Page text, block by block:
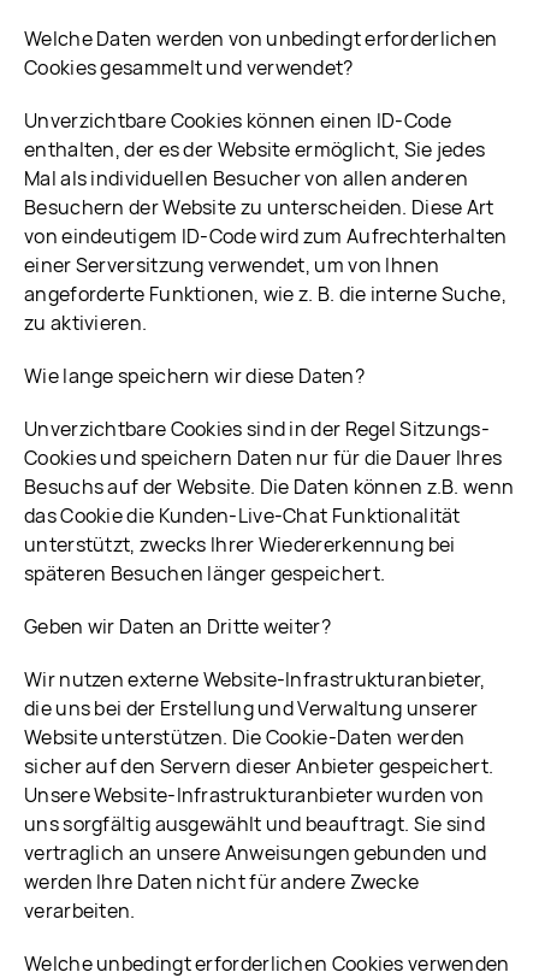
Welche Daten werden von unbedingt erforderlichen
Cookies gesammelt und verwendet?
Unverzichtbare Cookies können einen ID-Code
enthalten, der es der Website ermöglicht, Sie jedes
Mal als individuellen Besucher von allen anderen
Besuchern der Website zu unterscheiden. Diese Art
von eindeutigem ID-Code wird zum Aufrechterhalten
einer Serversitzung verwendet, um von Ihnen
angeforderte Funktionen, wie z. B. die interne Suche,
zu aktivieren.
Wie lange speichern wir diese Daten?
Unverzichtbare Cookies sind in der Regel Sitzungs-
Cookies und speichern Daten nur für die Dauer Ihres
Besuchs auf der Website. Die Daten können z.B. wenn
das Cookie die Kunden-Live-Chat Funktionalität
unterstützt, zwecks Ihrer Wiedererkennung bei
späteren Besuchen länger gespeichert.
Geben wir Daten an Dritte weiter?
Wir nutzen externe Website-Infrastrukturanbieter,
die uns bei der Erstellung und Verwaltung unserer
Website unterstützen. Die Cookie-Daten werden
sicher auf den Servern dieser Anbieter gespeichert.
Unsere Website-Infrastrukturanbieter wurden von
uns sorgfältig ausgewählt und beauftragt. Sie sind
vertraglich an unsere Anweisungen gebunden und
werden Ihre Daten nicht für andere Zwecke
verarbeiten.
Welche unbedingt erforderlichen Cookies verwenden